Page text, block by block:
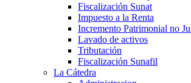
Fiscalización Sunat
Impuesto a la Renta
Incremento Patrimonial no
Lavado de activos
Tributación
Fiscalización Sunafil
La Cátedra